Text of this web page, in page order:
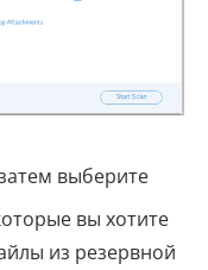
выберите
вы хотите
из резервной